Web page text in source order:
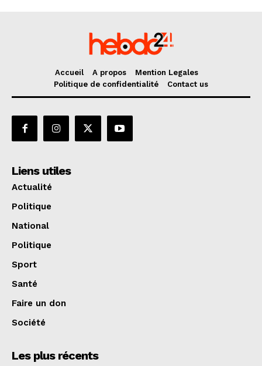
Accueil A propos
Mention Legales
Politique de confidentialité
Contact us
Liens utiles
Actualité
Politique
National
Politique
Sport
Santé
Faire un don
Société
Les plus récents